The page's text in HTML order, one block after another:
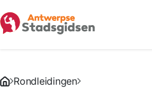
Rondleidingen